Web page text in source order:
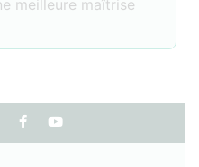
meilleure maîtrise